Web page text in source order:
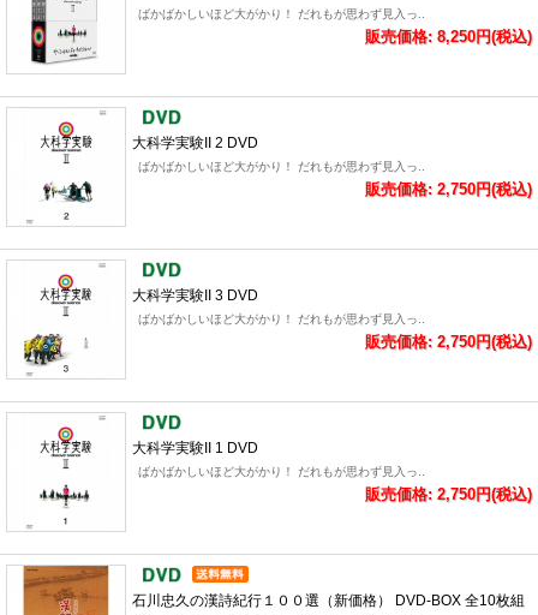
ばかばかしいほど大がかり！ だれもが思わず見入っ..
販売価格: 8,250円(税込)
大科学実験II 2 DVD
ばかばかしいほど大がかり！ だれもが思わず見入っ..
販売価格: 2,750円(税込)
大科学実験II 3 DVD
ばかばかしいほど大がかり！ だれもが思わず見入っ..
販売価格: 2,750円(税込)
大科学実験II 1 DVD
ばかばかしいほど大がかり！ だれもが思わず見入っ..
販売価格: 2,750円(税込)
石川忠久の漢詩紀行１００選（新価格） DVD-BOX 全10枚組